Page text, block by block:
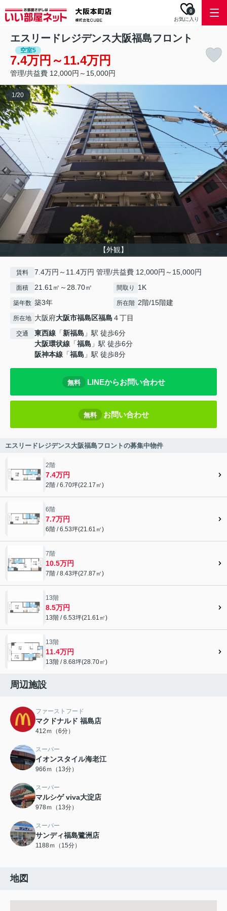
お気に入り
0
エスリードレジデンス大阪福島フロント
空室5
7.4万円～11.4万円
管理/共益費 12,000円～15,000円
【外観】
1/20
賃料 7.4万円～11.4万円 管理/共益費 12,000円～15,000円
面積 21.61㎡～28.70㎡ 間取り 1K
築年数 築3年 所在階 2階/15階建
所在地 大阪府大阪市福島区福島 ４丁目
交通 東西線 「新福島 」駅 徒歩6分
大阪環状線 「福島 」駅 徒歩6分
阪神本線 「福島 」駅 徒歩8分
無料 LINEからお問い合わせ
無料 お問い合わせ
エスリードレジデンス大阪福島フロントの募集中物件
2階
7.4万円
2階 / 6.70坪(22.17㎡)
6階
7.7万円
6階 / 6.53坪(21.61㎡)
7階
10.5万円
7階 / 8.43坪(27.87㎡)
13階
8.5万円
13階 / 6.53坪(21.61㎡)
13階
11.4万円
13階 / 8.68坪(28.70㎡)
周辺施設
ファーストフード
マクドナルド 福島店
412ｍ（6分）
スーパー
イオンスタイル海老江
966ｍ（13分）
スーパー
マルシゲ viva大淀店
978ｍ（13分）
スーパー
サンディ福島鷺洲店
1188ｍ（15分）
地図